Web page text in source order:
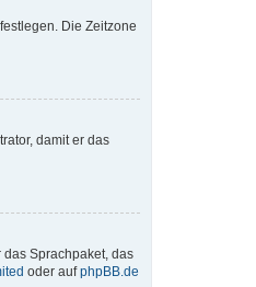
Die Zeitzone
damit er das
Sprachpaket, das
oder aufphpBB.de